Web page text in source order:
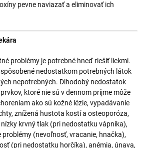
pevne naviazať a eliminovať ich
problémy je potrebné hneď riešiť liekmi.
nedostatkom potrebných látok
nepotrebných. Dlhodobý nedostatok
ktoré nie sú v dennom príjme môže
ako sú kožné lézie, vypadávanie
znížená hustota kostí a osteoporóza,
krvný tlak (pri nedostatku vápnika),
(nevoľnosť, vracanie, hnačka),
(pri nedostatku horčíka), anémia, únava,